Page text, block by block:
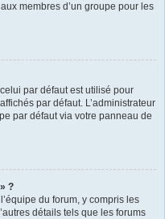
membres d’un groupe pour les
par défaut est utilisé pour
par défaut. L’administrateur
par défaut via votre panneau de
?
du forum, y compris les
détails tels que les forums